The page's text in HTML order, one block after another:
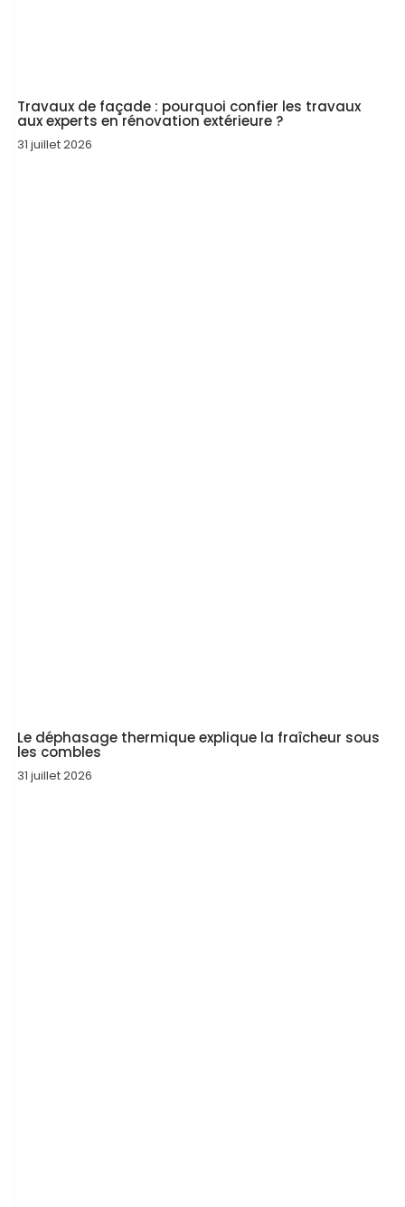
Travaux de façade : pourquoi confier les travaux
aux experts en rénovation extérieure ?
31 juillet 2026
Le déphasage thermique explique la fraîcheur sous
les combles
31 juillet 2026